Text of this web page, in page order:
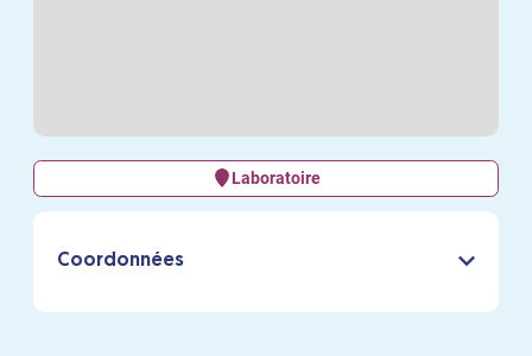
Laboratoire
Coordonnées